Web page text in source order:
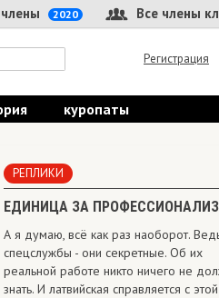
Все члены клуба
2020
Регистрация
куропаты
ЗА ПРОФЕССИОНАЛИЗМ
думаю, всё как раз наоборот. Ведь
- они секретные. Об их
работе никто ничего не должен
И латвийская справляется с этой